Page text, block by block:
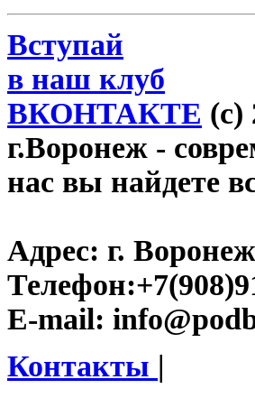
Вступай
в наш клуб
ВКОНТАКТЕ (c)
г.Воронеж -
нас вы найдете
Адрес: г.
Телефон:
E-mail:
Контакты |